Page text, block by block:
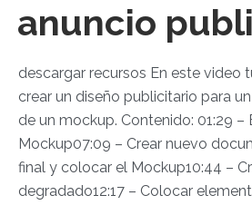
anuncio
descargar recursos En este video
crear un diseño publicitario para
de un mockup. Contenido: 01:29 –
Mockup07:09 – Crear nuevo
final y colocar el Mockup10:44 –
degradado12:17 – Colocar